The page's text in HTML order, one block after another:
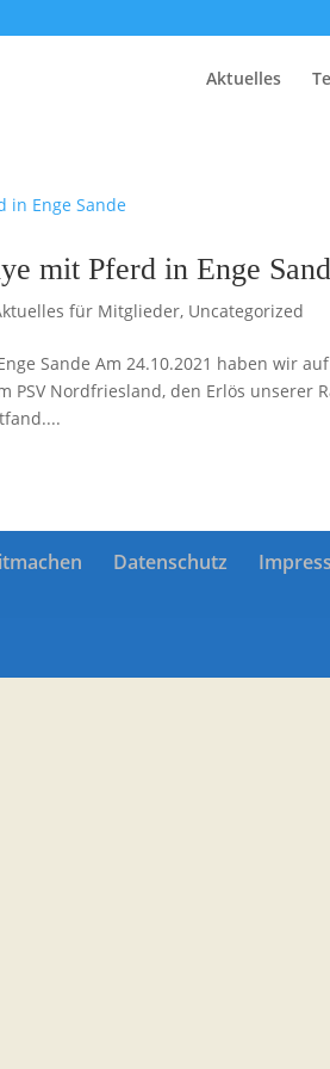
Aktuelles
mit Pferd in Enge
für Mitglieder, Uncategorized
Sande Am 24.10.2021 haben wir
Nordfriesland, den Erlös unserer
Datenschutz